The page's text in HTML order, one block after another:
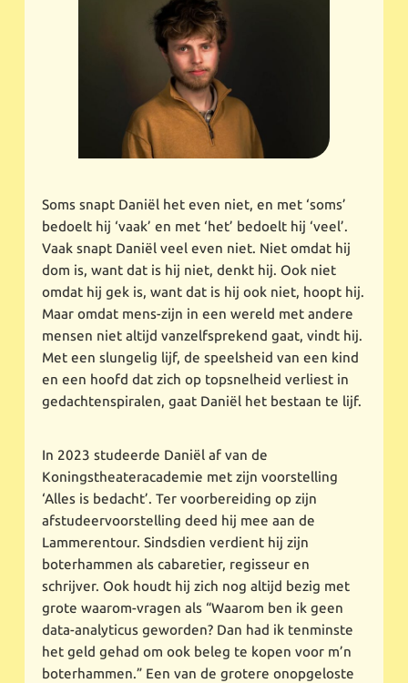
Soms snapt Daniël het even niet, en met ‘soms’
bedoelt hij ‘vaak’ en met ‘het’ bedoelt hij ‘veel’.
Vaak snapt Daniël veel even niet. Niet omdat hij
dom is, want dat is hij niet, denkt hij. Ook niet
omdat hij gek is, want dat is hij ook niet, hoopt hij.
Maar omdat mens-zijn in een wereld met andere
mensen niet altijd vanzelfsprekend gaat, vindt hij.
Met een slungelig lijf, de speelsheid van een kind
en een hoofd dat zich op topsnelheid verliest in
gedachtenspiralen, gaat Daniël het bestaan te lijf.
In 2023 studeerde Daniël af van de
Koningstheateracademie met zijn voorstelling
‘Alles is bedacht’. Ter voorbereiding op zijn
afstudeervoorstelling deed hij mee aan de
Lammerentour. Sindsdien verdient hij zijn
boterhammen als cabaretier, regisseur en
schrijver. Ook houdt hij zich nog altijd bezig met
grote waarom-vragen als “Waarom ben ik geen
data-analyticus geworden? Dan had ik tenminste
het geld gehad om ook beleg te kopen voor m’n
boterhammen.” Een van de grotere onopgeloste